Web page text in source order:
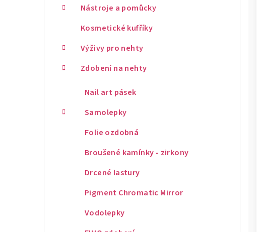
Nástroje a pomůcky
Kosmetické kufříky
Výživy pro nehty
Zdobení na nehty
Nail art pásek
Samolepky
Folie ozdobná
Broušené kamínky - zirkony
Drcené lastury
Pigment Chromatic Mirror
Vodolepky